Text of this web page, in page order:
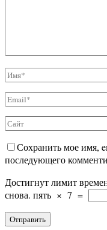
Сохранить мое имя,
последующего
Достигнут лимит
снова. пять × 7 =